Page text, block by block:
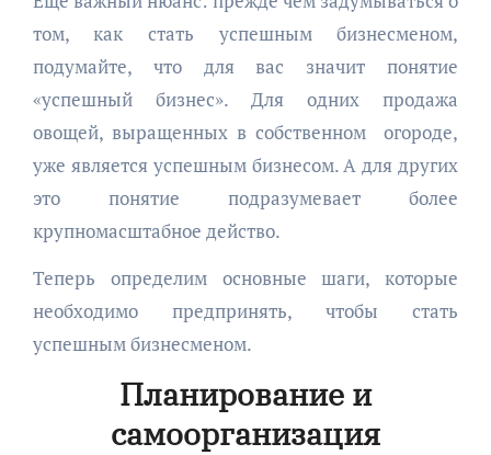
том, как стать успешным бизнесменом,
подумайте, что для вас значит понятие
«успешный бизнес». Для одних продажа
овощей, выращенных в собственном огороде,
уже является успешным бизнесом. А для других
это понятие подразумевает более
крупномасштабное действо.
Теперь определим основные шаги, которые
необходимо предпринять, чтобы стать
успешным бизнесменом.
Планирование и
самоорганизация